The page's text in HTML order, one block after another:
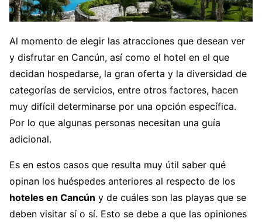
Al momento de elegir las atracciones que desean ver
y disfrutar en Cancún, así como el hotel en el que
decidan hospedarse, la gran oferta y la diversidad de
categorías de servicios, entre otros factores, hacen
muy difícil determinarse por una opción específica.
Por lo que algunas personas necesitan una guía
adicional.
Es en estos casos que resulta muy útil saber qué
opinan los huéspedes anteriores al respecto de los
hoteles en Cancún y de cuáles son las playas que se
deben visitar sí o sí. Esto se debe a que las opiniones